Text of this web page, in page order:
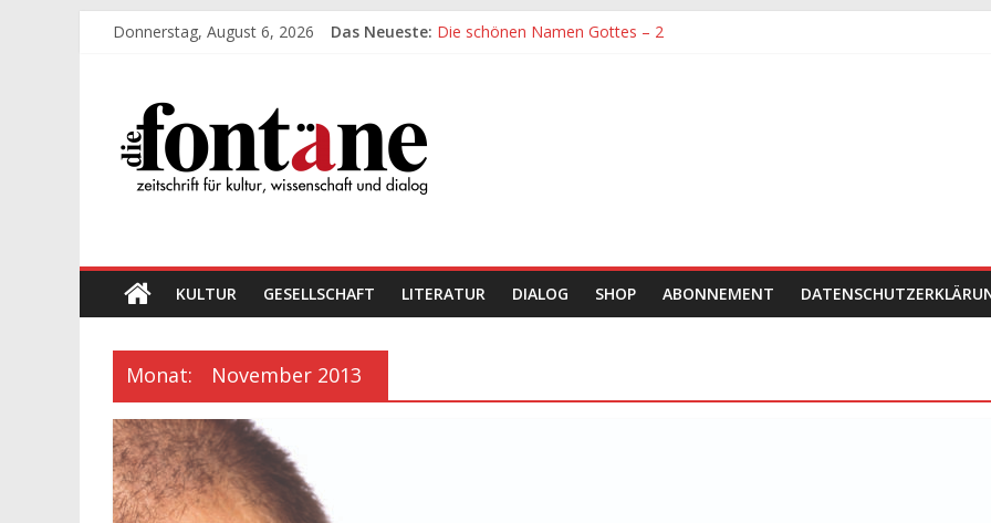
ZumDonnerstag, August 6, 2026 Das Neueste: Die schönen Namen Gottes – 2
Die
Fontäne
kultur,
wissenschaft
und
KULTUR GESELLSCHAFT LITERATUR DIALOG SHOP ABONNEMENT
Monat: November 2013